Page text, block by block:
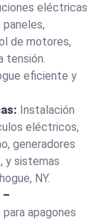
eléctricas
de motores,
tensión.
eficiente y
Instalación
eléctricos,
generadores
y sistemas
NY.
–
apagones